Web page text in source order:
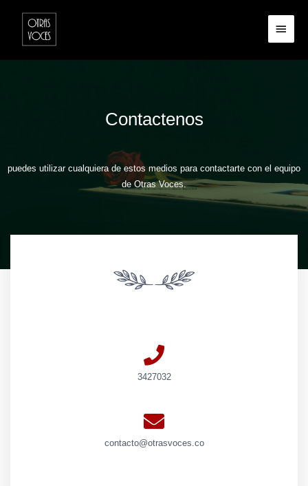
Contactenos
puedes utilizar cualquiera de estos medios para contactarte con el equipo
de Otras Voces.
3427032
contacto@otrasvoces.co